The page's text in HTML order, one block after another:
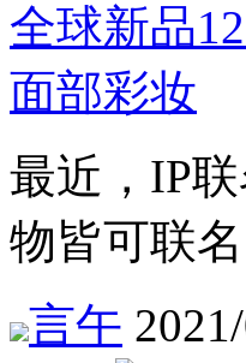
全球新品
面部彩妆
最近，IP
物皆可联名
言午